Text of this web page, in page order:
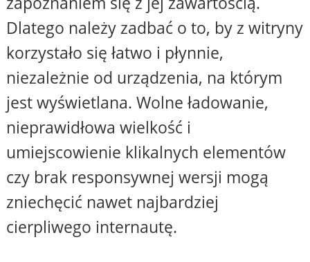
Dlatego należy zadbać o to, by z witryny
korzystało się łatwo i płynnie,
niezależnie od urządzenia, na którym
jest wyświetlana. Wolne ładowanie,
nieprawidłowa wielkość i
umiejscowienie klikalnych elementów
czy brak responsywnej wersji mogą
zniechęcić nawet najbardziej
cierpliwego internautę.